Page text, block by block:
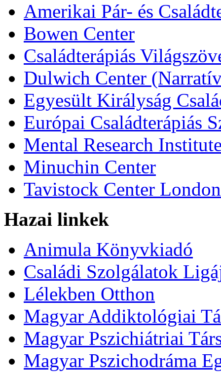
Amerikai Pár- és
Bowen Center
Családterápiás
Dulwich Center
Egyesült Királyság
Európai Családterápiás
Mental Research
Minuchin Center
Tavistock Center London
Hazai linkek
Animula Könyvkiadó
Családi Szolgálatok
Lélekben Otthon
Magyar Addiktológiai
Magyar Pszichiátriai
Magyar Pszichodráma